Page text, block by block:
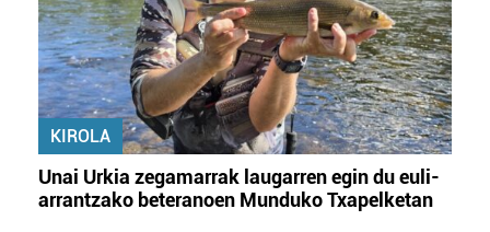
KIROLA
Unai Urkia zegamarrak laugarren egin du euli-
arrantzako beteranoen Munduko Txapelketan